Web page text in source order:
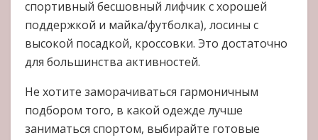
спортивный бесшовный лифчик с хорошей
поддержкой и майка/футболка), лосины с
высокой посадкой, кроссовки. Это достаточно
для большинства активностей.
Не хотите заморачиваться гармоничным
подбором того, в какой одежде лучше
заниматься спортом, выбирайте готовые